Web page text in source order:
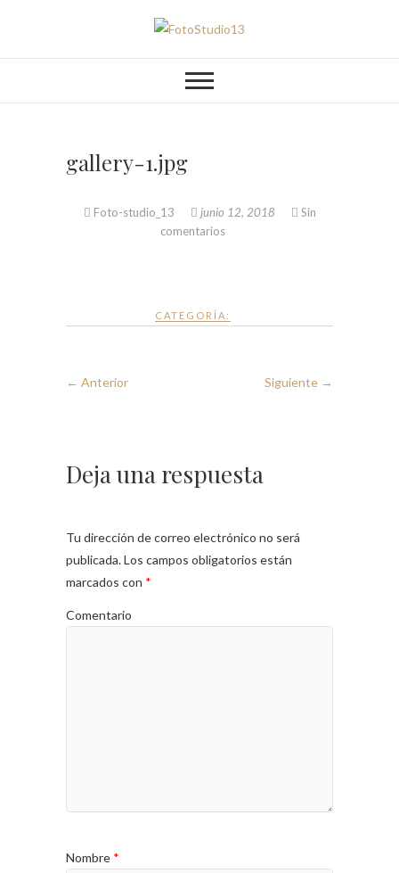
contenido
FotoStudio13
gallery-1.jpg
Foto-studio_13 junio 12, 2018
Sin
comentarios
CATEGORÍA:
← Anterior Siguiente →
Deja una respuesta
Tu dirección de correo electrónico no será
publicada.Los campos obligatorios están
marcados con *
Comentario
Nombre *